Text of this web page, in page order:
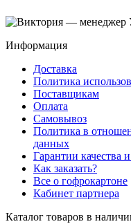
Информация
Доставка
Политика
Поставщикам
Оплата
Самовывоз
Политика в
данных
Гарантии качества
Как заказать?
Все о гофрокартоне
Кабинет партнера
Каталог товаров в